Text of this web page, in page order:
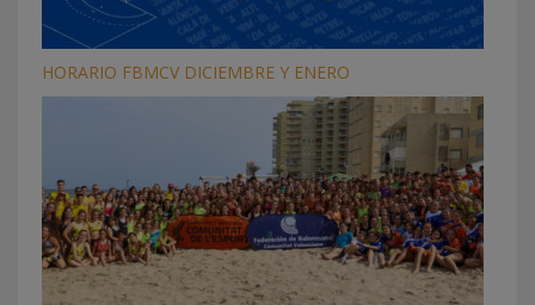
HORARIO FBMCV DICIEMBRE Y ENERO